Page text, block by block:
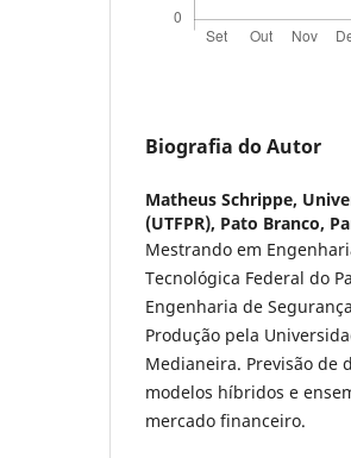
Biografia do Autor
Matheus Schrippe,
(UTFPR), Pato Branco,
Mestrando em
Tecnológica Federal do
Engenharia de
Produção pela
Medianeira. Previsão de
modelos híbridos e
mercado financeiro.